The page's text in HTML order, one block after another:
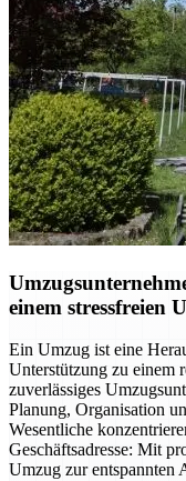
einem stressfreien
Ein Umzug ist eine
Unterstützung zu einem
zuverlässiges
Planung, Organisation
Wesentliche
Geschäftsadresse: Mit
Umzug zur entspannten